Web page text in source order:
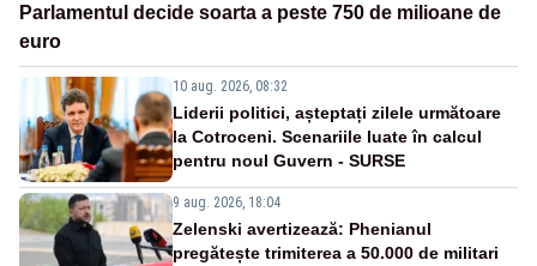
Parlamentul decide soarta a peste 750 de milioane de
euro
10 aug. 2026, 08:32
Liderii politici, așteptați zilele următoare
la Cotroceni. Scenariile luate în calcul
pentru noul Guvern - SURSE
9 aug. 2026, 18:04
Zelenski avertizează: Phenianul
pregătește trimiterea a 50.000 de militari